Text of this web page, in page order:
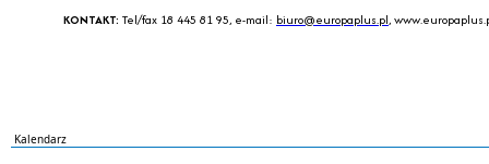
KONTAKT: Tel/fax 18 445 81 95, e-mail: biuro@europaplus.pl,
Kalendarz